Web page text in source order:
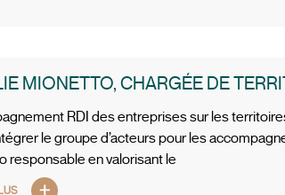
MIONETTO, CHARGÉE DE
RDI des entreprises sur les
le groupe d’acteurs pour les
responsable en valorisant le